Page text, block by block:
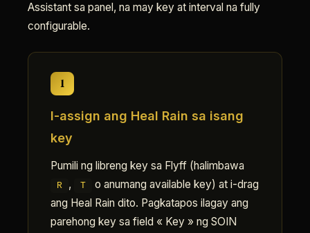
Assistant sa panel, na may key at interval na fully
configurable.
1
I-assign ang Heal Rain sa isang
key
Pumili ng libreng key sa Flyff (halimbawa
R , T
o anumang available key) at i-drag
ang Heal Rain dito. Pagkatapos ilagay ang
parehong key sa field « Key » ng SOIN